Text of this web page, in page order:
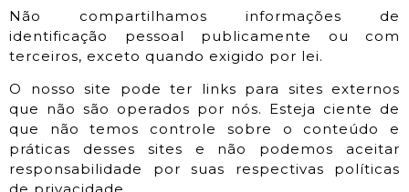
Não compartilhamos informações de
identificação pessoal publicamente ou com
terceiros, exceto quando exigido por lei.
O nosso site pode ter links para sites externos
que não são operados por nós. Esteja ciente de
que não temos controle sobre o conteúdo e
práticas desses sites e não podemos aceitar
responsabilidade por suas respectivas políticas